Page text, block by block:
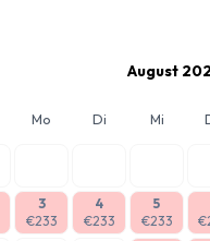
August
Mo Di Mi
3
€233
4
€233
5
€233